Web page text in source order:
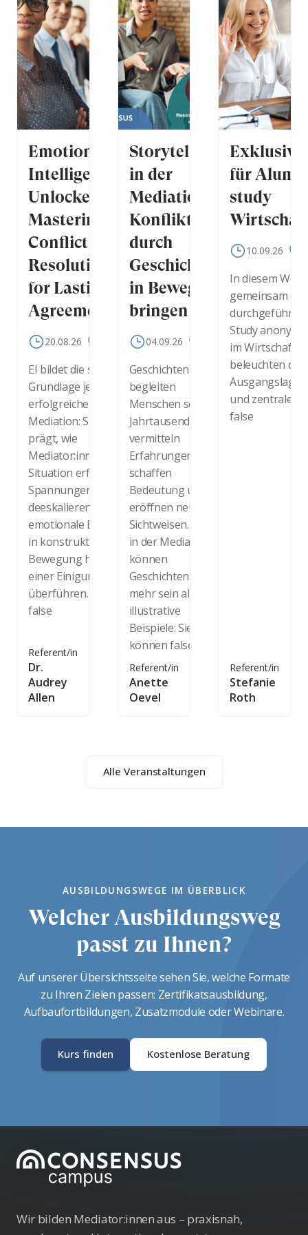
Emotional
Intelligence
Unlocked -
Mastering
Conflict
Resolution
for Lasting
Agreements
20.08.26
EI bildet die stille
Grundlage jeder
erfolgreichen
Mediation: Sie
prägt, wie
Mediator:innen die
Situation erfassen,
Spannungen
deeskalieren und
emotionale Energie
in konstruktive
Bewegung hin zu
einer Einigung
überführen. Durch
false
Referent/in
Dr.
Audrey
Allen
Storytelling
in der
Mediation –
Konflikte
durch
Geschichten
in Bewegung
bringen
04.09.26
Geschichten
begleiten
Menschen seit
Jahrtausenden. Sie
vermitteln
Erfahrungen,
schaffen
Bedeutung und
eröffnen neue
Sichtweisen. Auch
in der Mediation
können
Geschichten weit
mehr sein als
illustrative
Beispiele: Sie
können false
Referent/in
Anette
Oevel
für
study
10.09.26
In diesem
gemeinsam
durchgeführte,
Study
im
beleuchten
Ausgangslage
und zentrale
false
Referent/in
Stefanie
Roth
Alle Veranstaltungen
AUSBILDUNGSWEGE IM ÜBERBLICK
Welcher Ausbildungsweg
passt zu Ihnen?
Auf unserer Übersichtsseite sehen Sie, welche Formate
zu Ihren Zielen passen: Zertifikatsausbildung,
Aufbaufortbildungen, Zusatzmodule oder Webinare.
Kurs finden Kostenlose Beratung
Wir bilden Mediator:innen aus – praxisnah,